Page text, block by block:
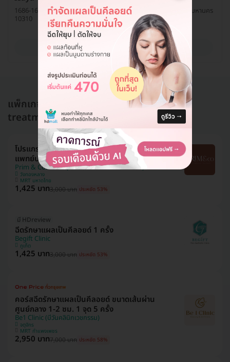
1686-1688 ถ. ลาดพร้าว แขวงวังทองหลาง เขตวังทองหลาง กรุงเทพมหานคร
10310
ดูรายละเอียด
แพ็กเกจอื่นใน รักษาแผลเป็นคีลอยด์ (keloid
treatment)
โปรแกรมฉีดรักษาแผลเป็นคีลอยด์ ขนาดขึ้นอยู่กับ
แพทย์ประเมิน 1 จุด
Prim & Co. Clinic (พริมแอนด์โค คลินิกเวชกรรม)
วังทองหลาง
MRT มหาดไทย
1,425 บาท3,000 บาท ประหยัด 53%
มี HDreview
ฉีดรักษาแผลเป็นคีลอยด์ 1 ครั้ง
Begift Clinic
ภูเก็ต
1,425 บาท3,000 บาท ประหยัด 53%
คอร์สฉีดรักษาแผลเป็นคีลอยด์ ขนาดเส้นผ่าน
ศูนย์กลาง 1-2 ซม. 1 จุด 5 ครั้ง
Be1 Clinic (บีวันคลินิกเวชกรรม)
จตุจักร
MRT กำแพงเพชร
2,950 บาท7,000 บาท ประหยัด 58%